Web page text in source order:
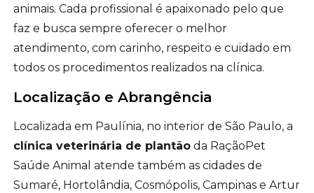
animais. Cada profissional é apaixonado pelo que
faz e busca sempre oferecer o melhor
atendimento, com carinho, respeito e cuidado em
todos os procedimentos realizados na clínica.
Localização e Abrangência
Localizada em Paulínia, no interior de São Paulo, a
clínica veterinária de plantão da RaçãoPet
Saúde Animal atende também as cidades de
Sumaré, Hortolândia, Cosmópolis, Campinas e Artur